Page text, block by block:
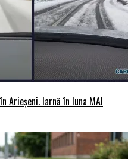
Arieșeni. Iarnă în luna MAI